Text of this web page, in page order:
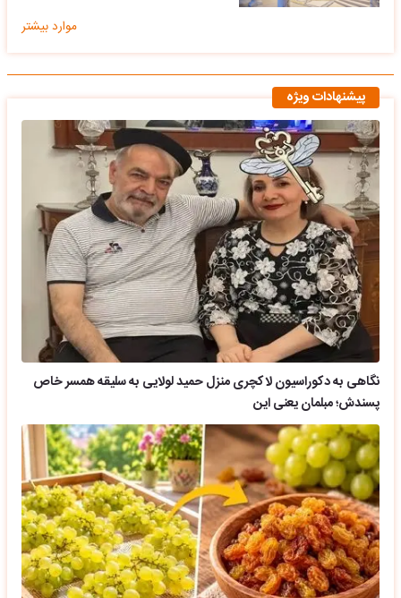
موارد بیشتر
پیشنهادات ویژه
نگاهی به دکوراسیون لاکچری منزل حمید لولایی به سلیقه همسر خاص
پسندش؛ مبلمان یعنی این